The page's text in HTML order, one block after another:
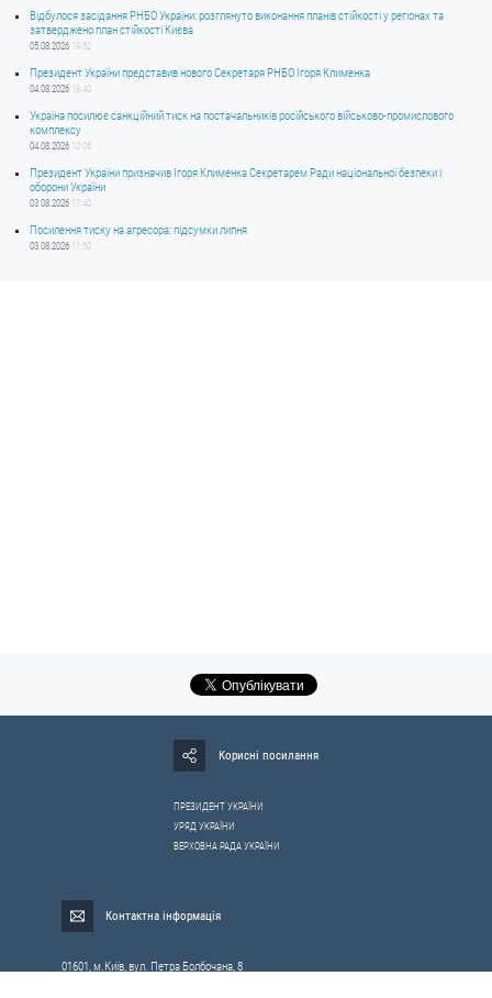
Відбулося засідання РНБО України: розглянуто виконання планів стійкості у регіонах та
затверджено план стійкості Києва
05.08.2026 19:52
Президент України представив нового Секретаря РНБО Ігоря Клименка
04.08.2026 18:40
Україна посилює санкційний тиск на постачальників російського військово-промислового
комплексу
04.08.2026 10:06
Президент України призначив Ігоря Клименка Секретарем Ради національної безпеки і
оборони України
03.08.2026 17:40
Посилення тиску на агресора: підсумки липня
03.08.2026 11:50
Корисні посилання
ПРЕЗИДЕНТ УКРАЇНИ
УРЯД УКРАЇНИ
ВЕРХОВНА РАДА УКРАЇНИ
Контактна інформація
01601, м.Київ, вул. Петра Болбочана, 8